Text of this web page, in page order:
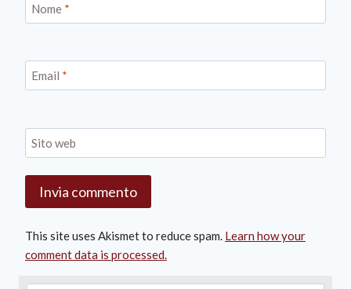
Nome *
Email *
Sito web
This site uses Akismet to reduce spam. Learn how your
comment data is processed.